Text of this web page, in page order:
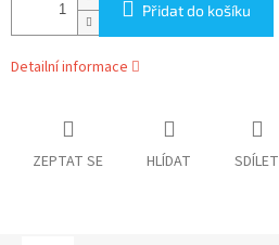
Přidat do košíku
Detailní informace
ZEPTAT SE HLÍDAT SDÍLET